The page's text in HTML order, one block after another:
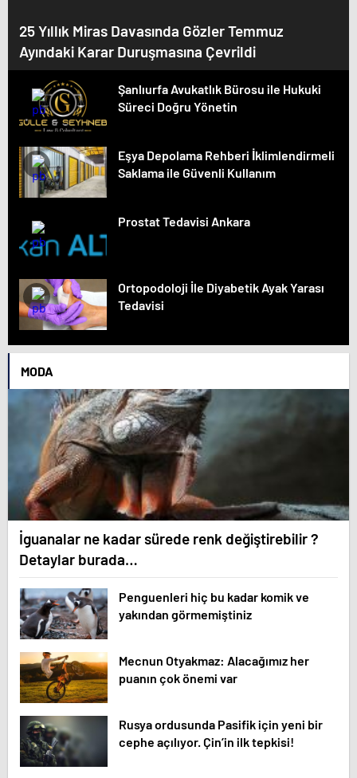
25 Yıllık Miras Davasında Gözler Temmuz
Ayındaki Karar Duruşmasına Çevrildi
Şanlıurfa Avukatlık Bürosu ile Hukuki
Süreci Doğru Yönetin
Eşya Depolama Rehberi İklimlendirmeli
Saklama ile Güvenli Kullanım
Prostat Tedavisi Ankara
Ortopodoloji İle Diyabetik Ayak Yarası
Tedavisi
MODA
İguanalar ne kadar sürede renk değiştirebilir ?
Detaylar burada…
Penguenleri hiç bu kadar komik ve
yakından görmemiştiniz
Mecnun Otyakmaz: Alacağımız her
puanın çok önemi var
Rusya ordusunda Pasifik için yeni bir
cephe açılıyor. Çin’in ilk tepkisi!